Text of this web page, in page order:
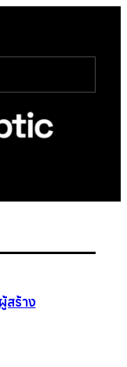
สร้าง